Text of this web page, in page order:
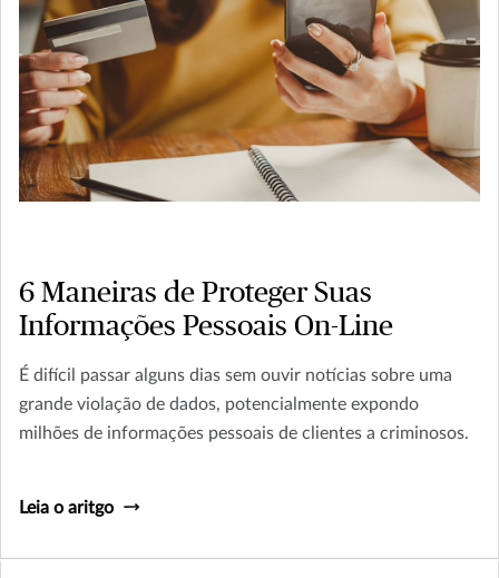
6 Maneiras de Proteger Suas
Informações Pessoais On-Line
É difícil passar alguns dias sem ouvir notícias sobre uma
grande violação de dados, potencialmente expondo
milhões de informações pessoais de clientes a criminosos.
Leia o aritgo